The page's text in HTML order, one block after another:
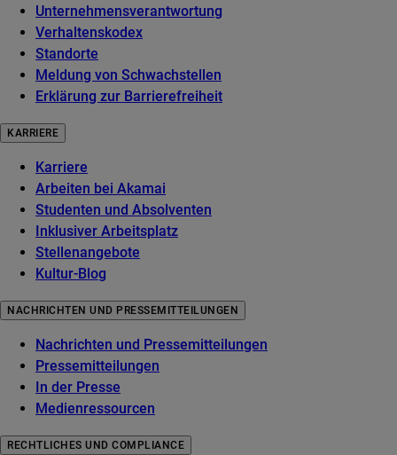
Unternehmensverantwortung
Verhaltenskodex
Standorte
Meldung von Schwachstellen
Erklärung zur Barrierefreiheit
KARRIERE
Karriere
Arbeiten bei Akamai
Studenten und Absolventen
Inklusiver Arbeitsplatz
Stellenangebote
Kultur-Blog
NACHRICHTEN UND PRESSEMITTEILUNGEN
Nachrichten und Pressemitteilungen
Pressemitteilungen
In der Presse
Medienressourcen
RECHTLICHES UND COMPLIANCE